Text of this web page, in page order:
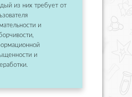
из них требует от
и
и